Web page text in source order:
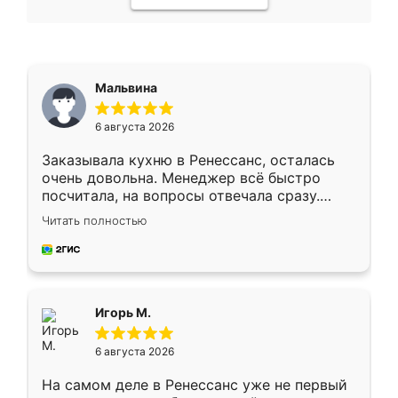
Мальвина
6 августа 2026
Заказывала кухню в Ренессанс, осталась
очень довольна. Менеджер всё быстро
посчитала, на вопросы отвечала сразу.
Замерщик приехал в субботу, подошёл к
делу со всей ответственностью. Собрали
за день, ребята работали аккуратно, даже
Читать полностью
Игорь М.
6 августа 2026
На самом деле в Ренессанс уже не первый